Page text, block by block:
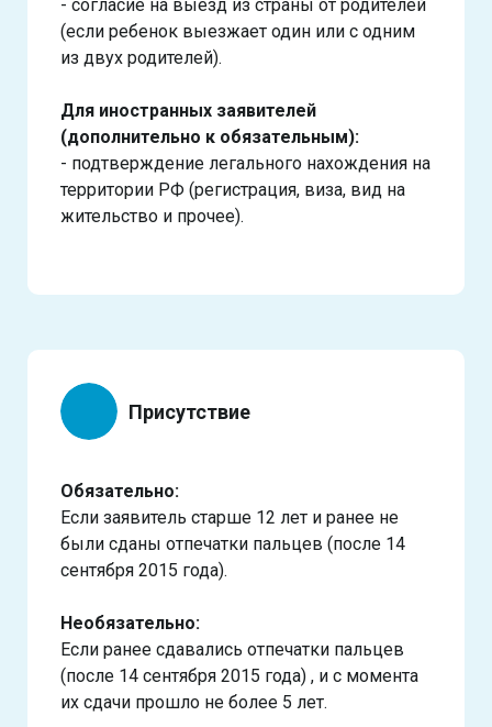
- согласие на выезд из страны от родителей
(если ребенок выезжает один или с одним
из двух родителей).
Для иностранных заявителей
(дополнительно к обязательным):
- подтверждение легального нахождения на
территории РФ (регистрация, виза, вид на
жительство и прочее).
Присутствие
Обязательно:
Если заявитель старше 12 лет и ранее не
были сданы отпечатки пальцев (после 14
сентября 2015 года).
Необязательно:
Если ранее сдавались отпечатки пальцев
(после 14 сентября 2015 года) , и с момента
их сдачи прошло не более 5 лет.